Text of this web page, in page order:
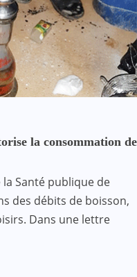
la consommation de
Santé publique de
des débits de boisson,
Dans une lettre